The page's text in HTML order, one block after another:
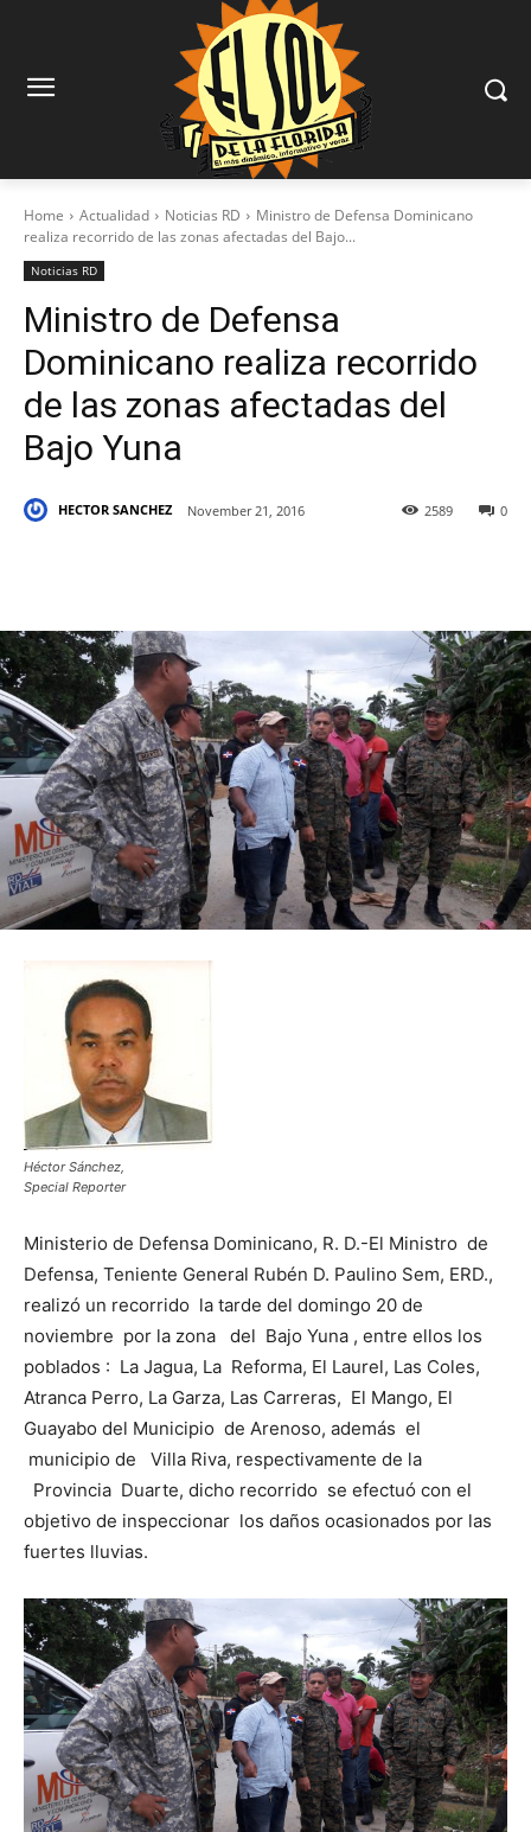
Home Actualidad Noticias RD
Ministro de Defensa Dominicano
realiza recorrido de las zonas afectadas del Bajo...
Noticias RD
Ministro de Defensa
Dominicano realiza recorrido
de las zonas afectadas del
Bajo Yuna
HECTOR SANCHEZ November 21, 2016 0
2589
Héctor Sánchez,
Special Reporter
Ministerio de Defensa Dominicano, R. D.-El Ministro de
Defensa, Teniente General Rubén D. Paulino Sem, ERD.,
realizó un recorrido la tarde del domingo 20 de
noviembre por la zona del Bajo Yuna , entre ellos los
poblados : La Jagua, La Reforma, El Laurel, Las Coles,
Atranca Perro, La Garza, Las Carreras, El Mango, El
Guayabo del Municipio de Arenoso, además el
municipio de Villa Riva, respectivamente de la
Provincia Duarte, dicho recorrido se efectuó con el
objetivo de inspeccionar los daños ocasionados por las
fuertes lluvias.